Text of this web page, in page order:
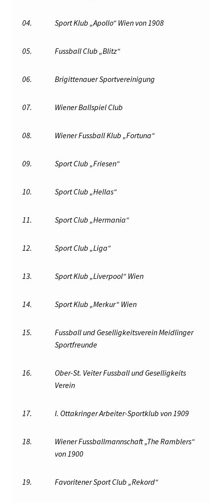
04. Sport Klub „Apollo“ Wien von 1908
05. Fussball Club „Blitz“
06. Brigittenauer Sportvereinigung
07. Wiener Ballspiel Club
08. Wiener Fussball Klub „Fortuna“
09. Sport Club „Friesen“
10. Sport Club „Hellas“
11. Sport Club „Hermania“
12. Sport Club „Liga“
13. Sport Klub „Liverpool“ Wien
14. Sport Klub „Merkur“ Wien
15.
Fussball und Geselligkeitsverein Meidlinger
Sportfreunde
16.
Ober-St. Veiter Fussball und Geselligkeits
Verein
17. I. Ottakringer Arbeiter-Sportklub von 1909
18.
Wiener Fussballmannschaft „The Ramblers“
von 1900
19. Favoritener Sport Club „Rekord“